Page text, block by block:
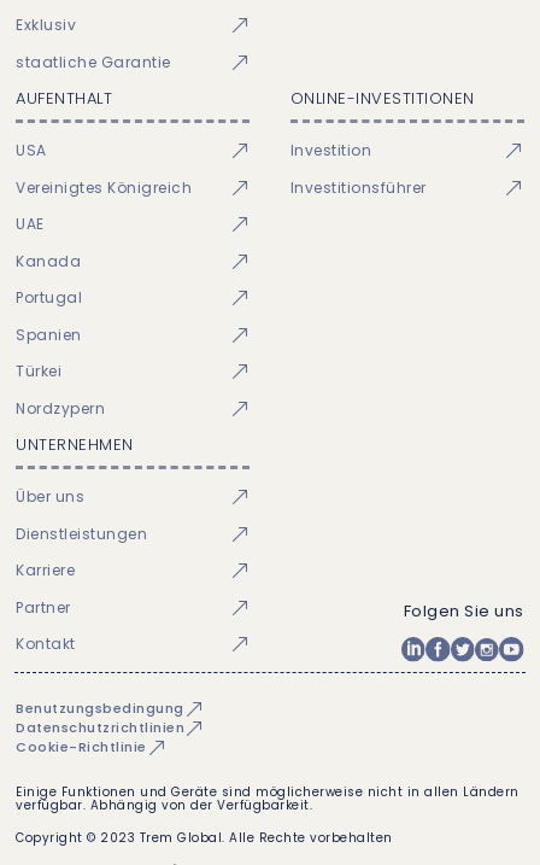
Exklusiv
staatliche Garantie
AUFENTHALT
USA
Vereinigtes Königreich
UAE
Kanada
Portugal
Spanien
Türkei
Nordzypern
ONLINE-INVESTITIONEN
Investition
Investitionsführer
UNTERNEHMEN
Über uns
Dienstleistungen
Karriere
Partner
Kontakt
Folgen Sie uns
Benutzungsbedingung
Datenschutzrichtlinien
Cookie-Richtlinie
Einige Funktionen und Geräte sind möglicherweise nicht in allen Ländern
verfügbar. Abhängig von der Verfügbarkeit.
Copyright © 2023 Trem Global. Alle Rechte vorbehalten